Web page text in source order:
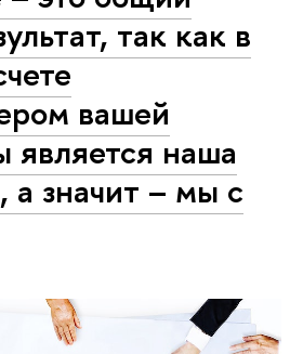
так как в
вашей
является наша
а значит – мы с